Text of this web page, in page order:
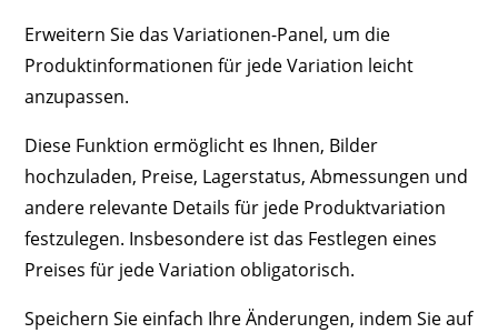
Erweitern Sie das Variationen-Panel, um die
Produktinformationen für jede Variation leicht
anzupassen.
Diese Funktion ermöglicht es Ihnen, Bilder
hochzuladen, Preise, Lagerstatus, Abmessungen und
andere relevante Details für jede Produktvariation
festzulegen. Insbesondere ist das Festlegen eines
Preises für jede Variation obligatorisch.
Speichern Sie einfach Ihre Änderungen, indem Sie auf